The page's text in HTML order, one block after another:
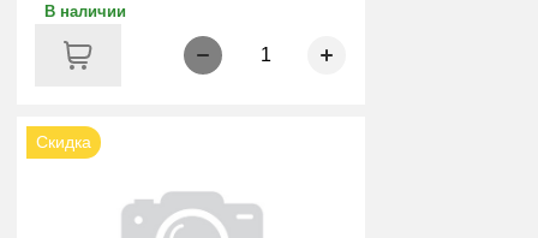
В наличии
1
Скидка